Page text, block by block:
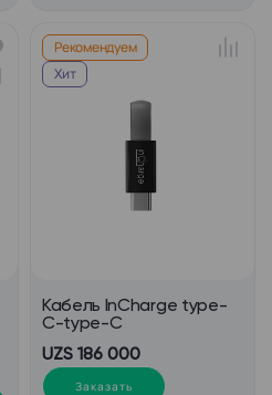
Рекомендуем
Хит
Кабель InCharge type-
C-type-C
UZS 186 000
Заказать